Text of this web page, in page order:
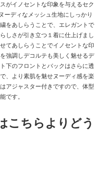
がイノセントな印象を与えるセク
ーディなメッシュ生地にしっかり
をあしらうことで、エレガントで
しさが引き立つ１着に仕上げまし
てあしらうことでイノセントな印
強調しデコルテも美しく魅せるデ
下のフロントとバックはさらに透
、より素肌を魅せヌーディ感を楽
アジャスター付きですので、体型
です。
こちらよりどう